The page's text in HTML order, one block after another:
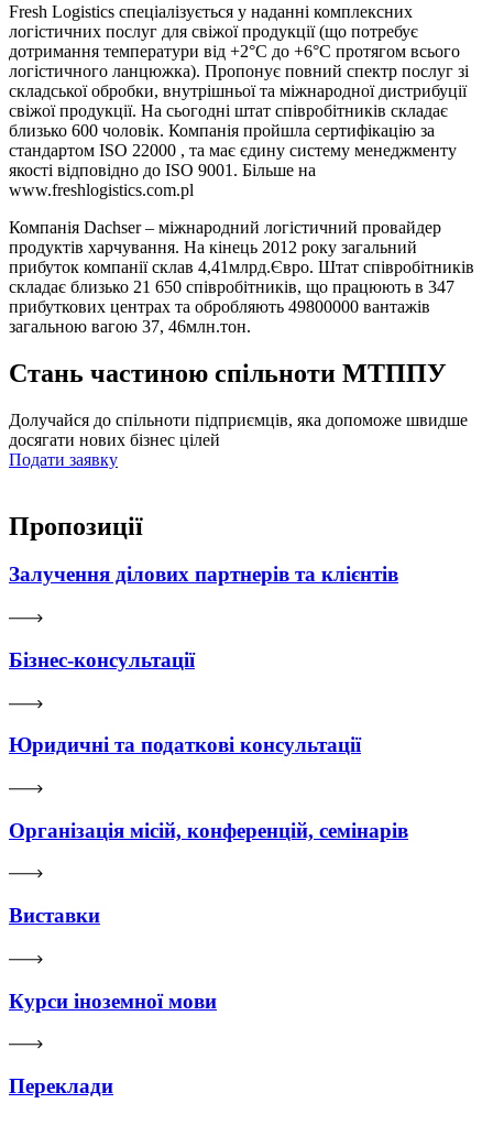
Fresh Logistics спеціалізується у наданні комплексних
логістичних послуг для свіжої продукції (що потребує
дотримання температури від +2°C до +6°C протягом всього
логістичного ланцюжка). Пропонує повний спектр послуг зі
складської обробки, внутрішньої та міжнародної дистрибуції
свіжої продукції. На сьогодні штат співробітників складає
близько 600 чоловік. Компанія пройшла сертифікацію за
стандартом ISO 22000 , та має єдину систему менеджменту
якості відповідно до ISO 9001. Більше на
www.freshlogistics.com.pl
Компанія Dachser – міжнародний логістичний провайдер
продуктів харчування. На кінець 2012 року загальний
прибуток компанії склав 4,41млрд.Євро. Штат співробітників
складає близько 21 650 співробітників, що працюють в 347
прибуткових центрах та обробляють 49800000 вантажів
загальною вагою 37, 46млн.тон.
Стань частиною спільноти МТППУ
Долучайся до спільноти підприємців, яка допоможе швидше
досягати нових бізнес цілей
Подати заявку
Пропозиції
Залучення ділових партнерів та клієнтів
Бізнес-консультації
Юридичні та податкові консультації
Організація місій, конференцій, семінарів
Виставки
Курси іноземної мови
Переклади